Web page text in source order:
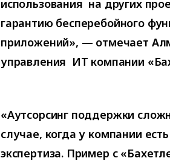
использования на других
гарантию бесперебойного
приложений», — отмечает
управления ИТ компании
«Аутсорсинг поддержки
случае, когда у компании
экспертиза. Пример с